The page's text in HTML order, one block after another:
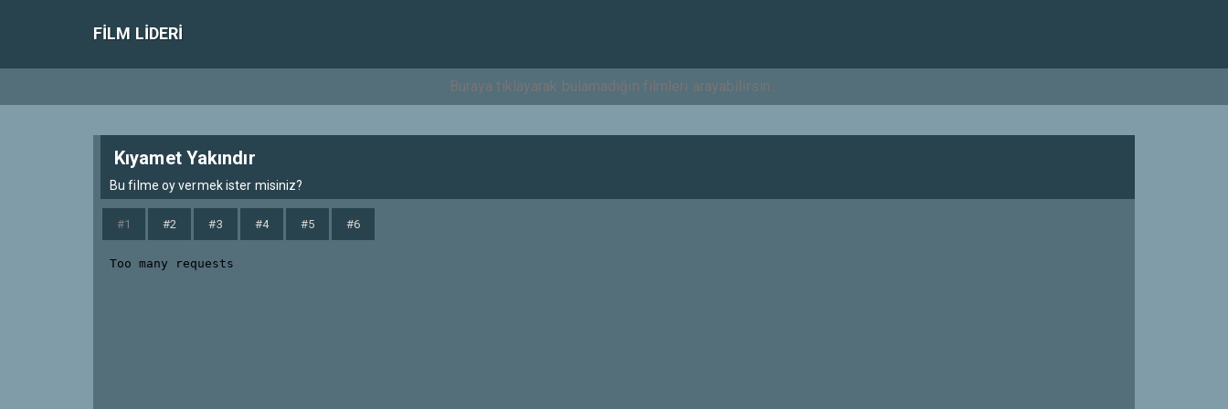
FILM LIDERI
Kıyamet Yakındır
Bu filme oy vermek ister misiniz?
#1 #2 #3 #4 #5 #6